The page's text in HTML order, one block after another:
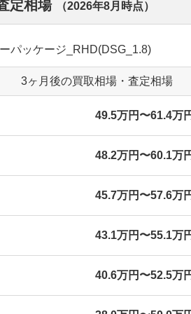
定相場 （2026年8月 時点）
パッケージ_RHD(DSG_1.8)
3ヶ月後の買取相場・査定相場
49.5万円〜61.4万
48.2万円〜60.1万
45.7万円〜57.6万
43.1万円〜55.1万
40.6万円〜52.5万